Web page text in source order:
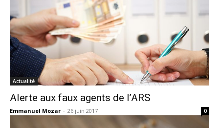
Actualité
Alerte aux faux agents de l’ARS
Emmanuel Mozar - 26 juin 2017 0